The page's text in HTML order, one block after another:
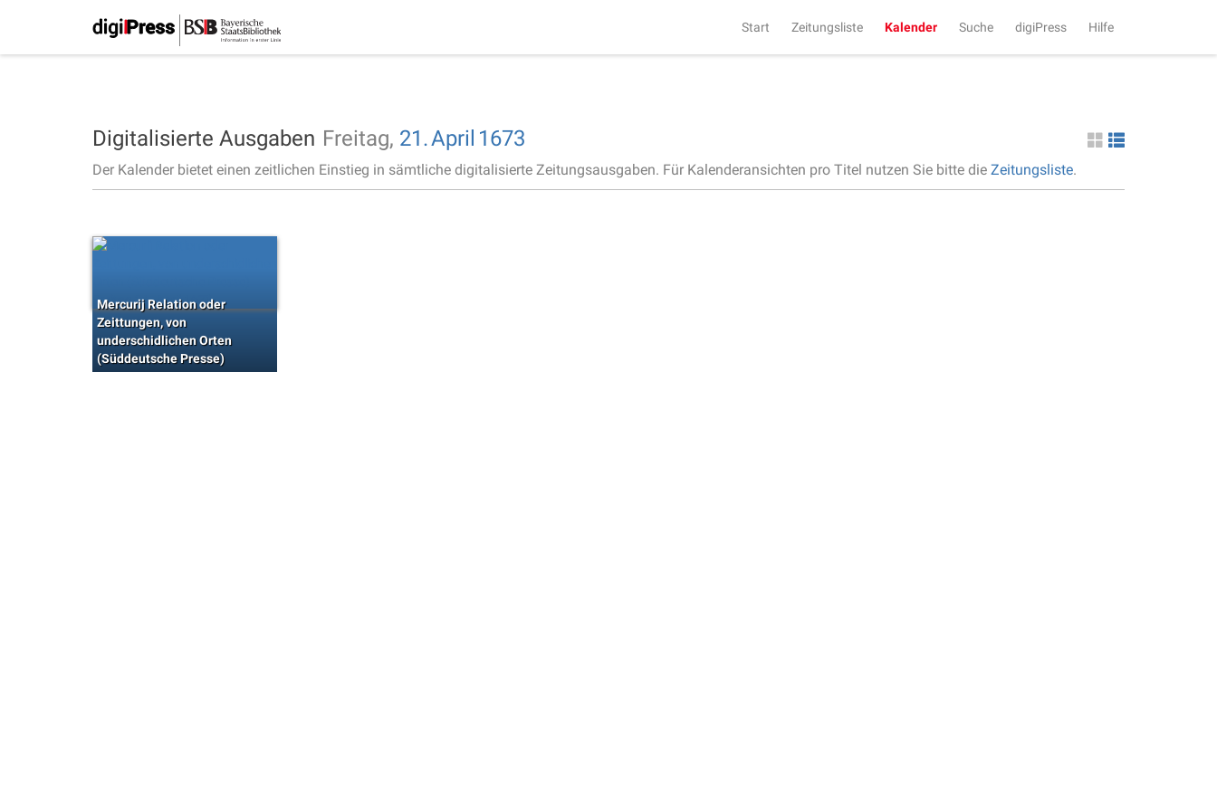
Start Zeitungsliste Kalender Suche digiPress Hilfe
Digitalisierte Ausgaben Freitag, 21.April 1673
Der Kalender bietet einen zeitlichen Einstieg in sämtliche digitalisierte Zeitungsausgaben. Für Kalenderansichten pro Titel nutzen Sie bitte die Zeitungsliste.
Mercurij Relation oder
Zeittungen, von
underschidlichen Orten
(Süddeutsche Presse)